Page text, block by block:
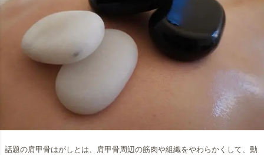
話題の肩甲骨はがしとは、肩甲骨周辺の筋肉や組織をやわらかくして、動